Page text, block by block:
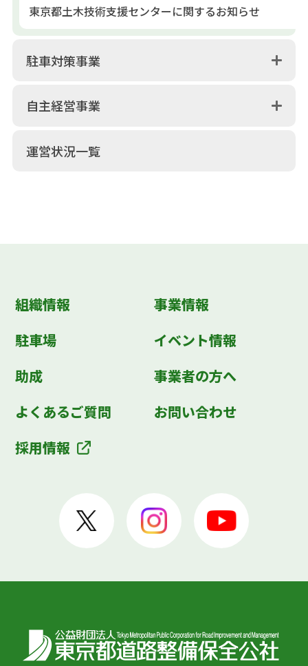
東京都土木技術支援センターに関するお知らせ
駐車対策事業
自主経営事業
運営状況一覧
組織情報
事業情報
駐車場
イベント情報
助成
事業者の方へ
よくあるご質問
お問い合わせ
採用情報